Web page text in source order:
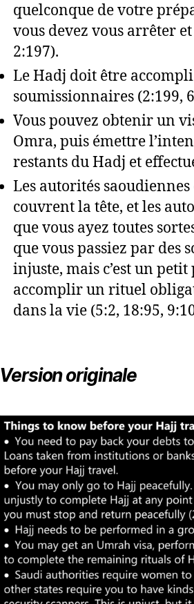
quelconque de votre
vous devez vous arrêter
2:197).
Le Hadj doit être
soumissionnaires (2:199,
Vous pouvez obtenir un
Omra, puis émettre
restants du Hadj et
Les autorités
couvrent la tête, et les
que vous ayez toutes
que vous passiez par des
injuste, mais c’est un
accomplir un rituel
dans la vie (5:2, 18:95,
Version originale